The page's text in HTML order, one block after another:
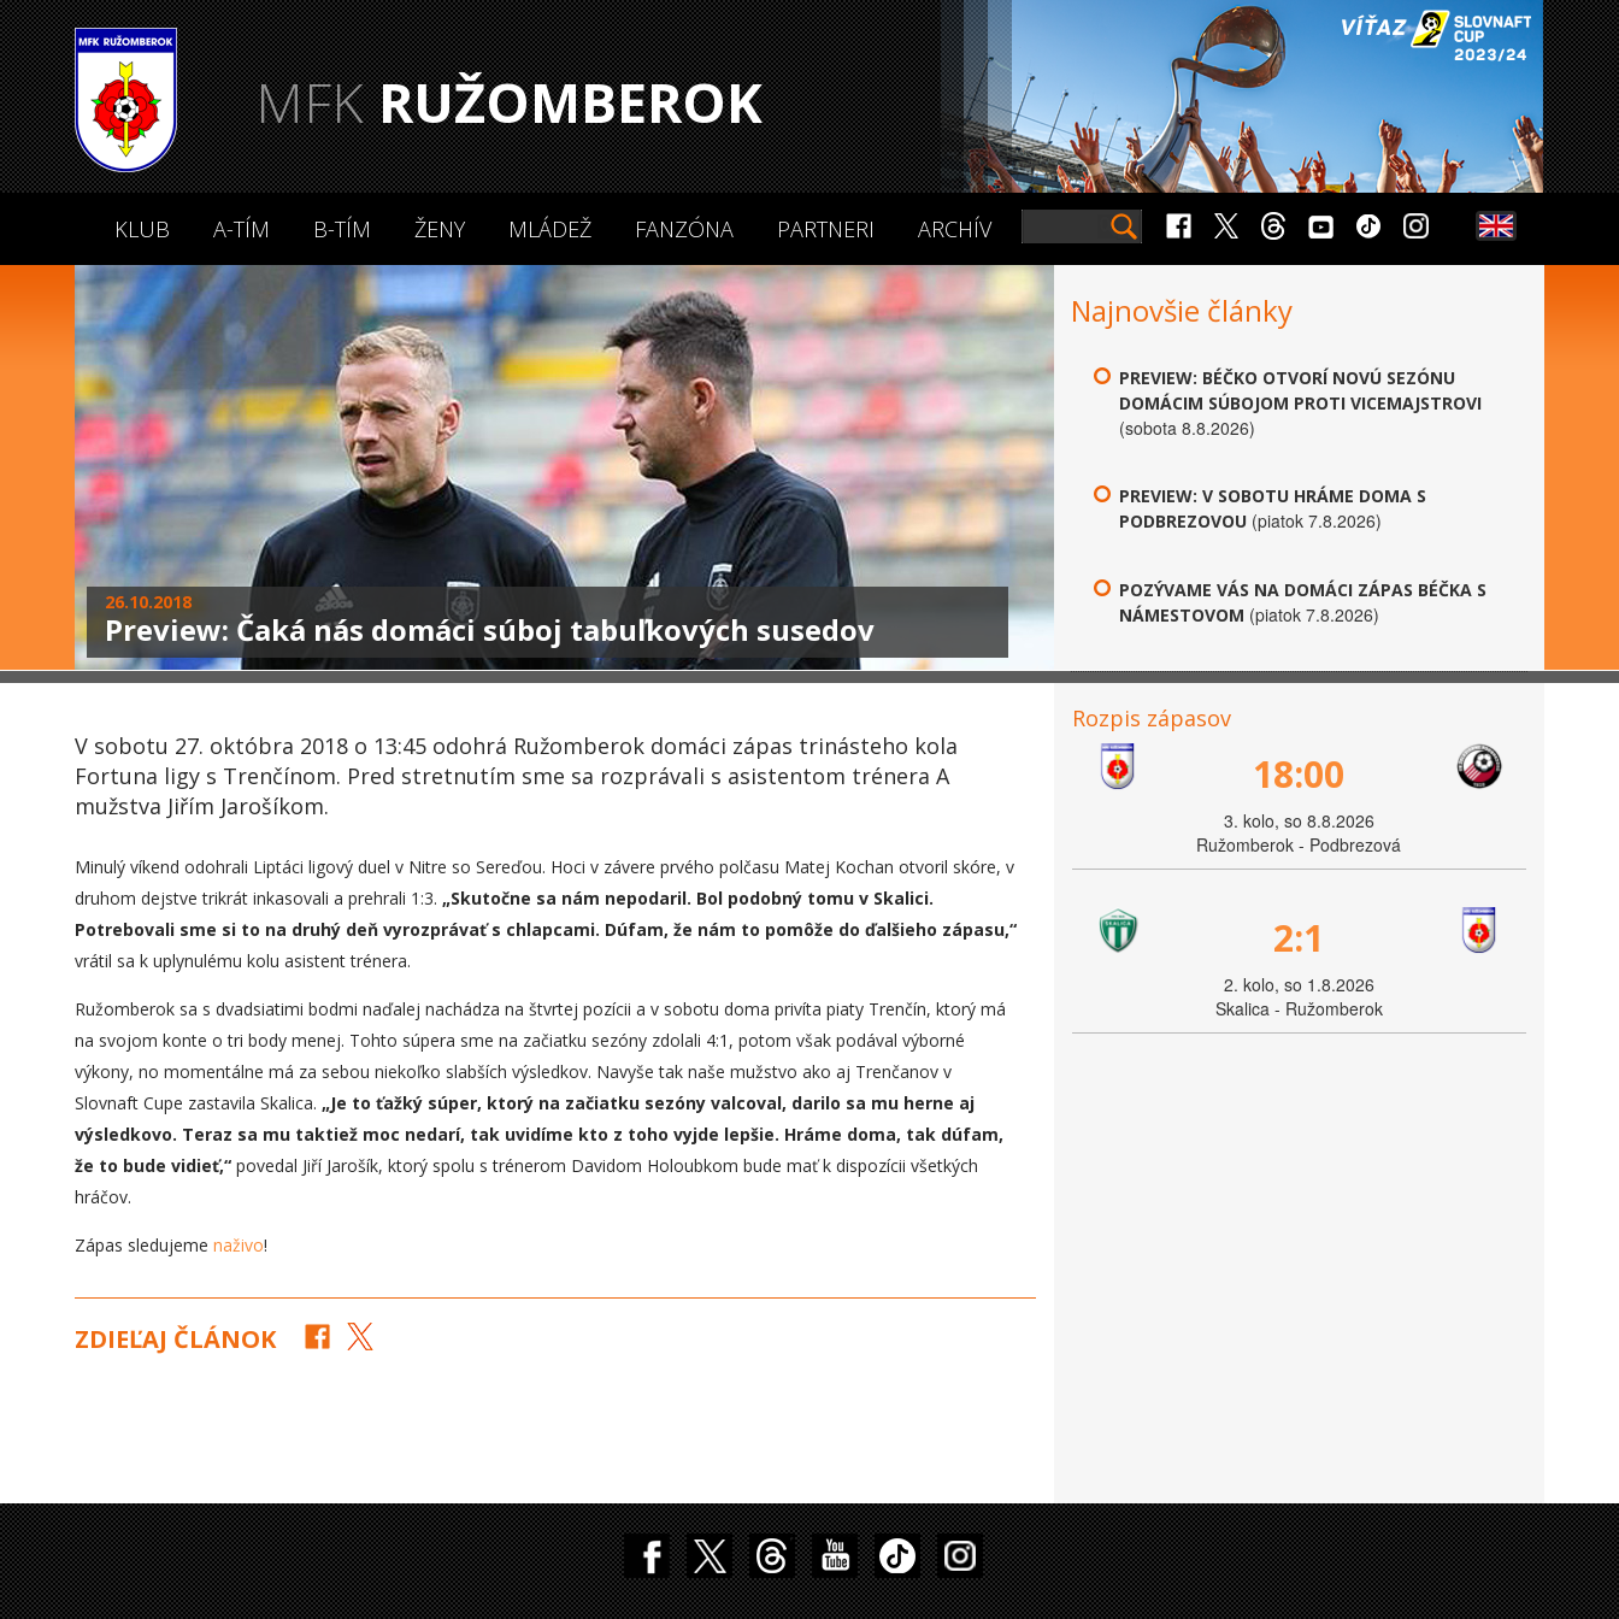
MFKRUŽOMBEROK
KLUB A-TÍM B-TÍM ŽENY MLÁDEŽ FANZÓNA PARTNERI ARCHÍV
26.10.2018
Preview: Čaká nás domáci súboj tabuľkových susedov
Najnovšie články
PREVIEW: BÉČKO OTVORÍ NOVÚ SEZÓNU
DOMÁCIM SÚBOJOM PROTI VICEMAJSTROVI
(sobota 8.8.2026)
PREVIEW: V SOBOTU HRÁME DOMA S
PODBREZOVOU (piatok 7.8.2026)
POZÝVAME VÁS NA DOMÁCI ZÁPAS BÉČKA S
NÁMESTOVOM (piatok 7.8.2026)
V sobotu 27. októbra 2018 o 13:45 odohrá Ružomberok domáci zápas trinásteho kola
Fortuna ligy s Trenčínom. Pred stretnutím sme sa rozprávali s asistentom trénera A
mužstva Jiřím Jarošíkom.
Minulý víkend odohrali Liptáci ligový duel v Nitre so Sereďou. Hoci v závere prvého polčasu Matej Kochan otvoril skóre, v
druhom dejstve trikrát inkasovali a prehrali 1:3. „Skutočne sa nám nepodaril. Bol podobný tomu v Skalici.
Potrebovali sme si to na druhý deň vyrozprávať s chlapcami. Dúfam, že nám to pomôže do ďalšieho zápasu,“
vrátil sa k uplynulému kolu asistent trénera.
Ružomberok sa s dvadsiatimi bodmi naďalej nachádza na štvrtej pozícii a v sobotu doma privíta piaty Trenčín, ktorý má
na svojom konte o tri body menej. Tohto súpera sme na začiatku sezóny zdolali 4:1, potom však podával výborné
výkony, no momentálne má za sebou niekoľko slabších výsledkov. Navyše tak naše mužstvo ako aj Trenčanov v
Slovnaft Cupe zastavila Skalica. „Je to ťažký súper, ktorý na začiatku sezóny valcoval, darilo sa mu herne aj
výsledkovo. Teraz sa mu taktiež moc nedarí, tak uvidíme kto z toho vyjde lepšie. Hráme doma, tak dúfam,
že to bude vidieť,“ povedal Jiří Jarošík, ktorý spolu s trénerom Davidom Holoubkom bude mať k dispozícii všetkých
hráčov.
Zápas sledujeme naživo!
ZDIEĽAJ ČLÁNOK
Rozpis zápasov
18:00
3. kolo, so 8.8.2026
Ružomberok - Podbrezová
2:1
2. kolo, so 1.8.2026
Skalica - Ružomberok